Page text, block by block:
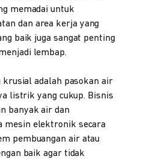
memadai untuk
dan area kerja yang
baik juga sangat penting
lembap.
krusial adalah pasokan air
listrik yang cukup. Bisnis
banyak air dan
mesin elektronik secara
pembuangan air atau
baik agar tidak